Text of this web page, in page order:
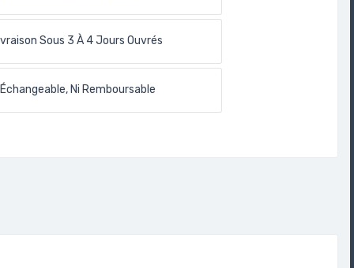
Sous 3 À 4 Jours Ouvrés
Ni Remboursable